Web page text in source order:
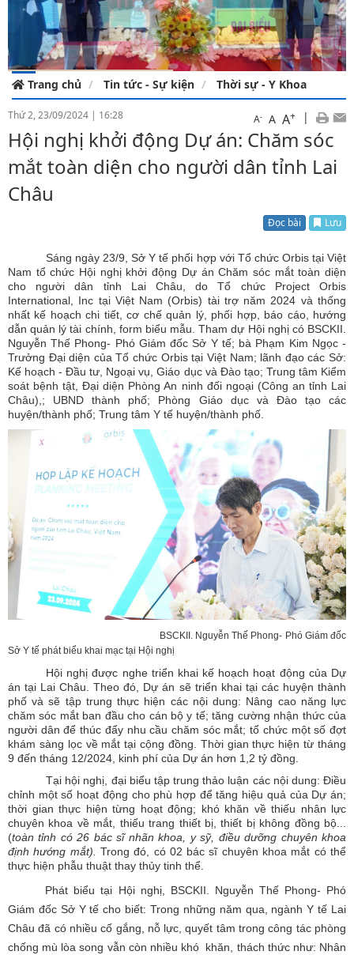
Trang chủ Tin tức - Sự kiện Thời sự - Y Khoa
Thứ 2, 23/09/2024 | 16:28 A- A A+ |
Hội nghị khởi động Dự án: Chăm sóc
mắt toàn diện cho người dân tỉnh Lai
Châu
Đọc bài Lưu
Sáng ngày 23/9, Sở Y tế phối hợp với Tổ chức Orbis tại Việt
Nam tổ chức Hội nghị khởi động Dự án Chăm sóc mắt toàn diện
cho người dân tỉnh Lai Châu, do Tổ chức Project Orbis
International, Inc tại Việt Nam (Orbis) tài trợ năm 2024 và thống
nhất kế hoạch chi tiết, cơ chế quản lý, phối hợp, báo cáo, hướng
dẫn quản lý tài chính, form biểu mẫu. Tham dự Hội nghị có BSCKII.
Nguyễn Thế Phong- Phó Giám đốc Sở Y tế; bà Phạm Kim Ngọc -
Trưởng Đại diện của Tổ chức Orbis tại Việt Nam; lãnh đạo các Sở:
Kế hoạch - Đầu tư, Ngoại vụ, Giáo dục và Đào tạo; Trung tâm Kiểm
soát bệnh tật, Đại diện Phòng An ninh đối ngoại (Công an tỉnh Lai
Châu),; UBND thành phố; Phòng Giáo dục và Đào tạo các
huyện/thành phố; Trung tâm Y tế huyện/thành phố.
BSCKII. Nguyễn Thế Phong- Phó Giám đốc
Sở Y tế phát biểu khai mạc tại Hội nghị
Hội nghị được nghe triển khai kế hoạch hoạt động của Dự
án tại Lai Châu. Theo đó, Dự án sẽ triển khai tại các huyện thành
phố và sẽ tập trung thực hiện các nội dung: Nâng cao năng lực
chăm sóc mắt ban đầu cho cán bộ y tế; tăng cường nhận thức của
người dân để thúc đẩy nhu cầu chăm sóc mắt; tổ chức một số đợt
khám sàng lọc về mắt tại cộng đồng. Thời gian thực hiện từ tháng
9 đến tháng 12/2024, kinh phí của Dự án hơn 1,2 tỷ đồng.
Tại hội nghị, đại biểu tập trung thảo luận các nội dung: Điều
chỉnh một số hoạt động cho phù hợp để tăng hiệu quả của Dự án;
thời gian thực hiện từng hoạt động; khó khăn về thiếu nhân lực
chuyên khoa về mắt, thiếu trang thiết bị, thiết bị không đồng bộ...
(toàn tỉnh có 26 bác sĩ nhãn khoa, y sỹ, điều dưỡng chuyên khoa
định hướng mắt). Trong đó, có 02 bác sĩ chuyên khoa mắt có thể
thực hiện phẫu thuật thay thủy tinh thể
Phát biểu tại Hội nghị, BSCKII. Nguyễn Thế Phong- Phó
Giám đốc Sở Y tế cho biết: Trong những năm qua, ngành Y tế Lai
Châu đã có nhiều cố gắng, nỗ lực, quyết tâm trong công tác phòng
chống mù lòa song vẫn còn nhiều khó khăn, thách thức như: Nhân